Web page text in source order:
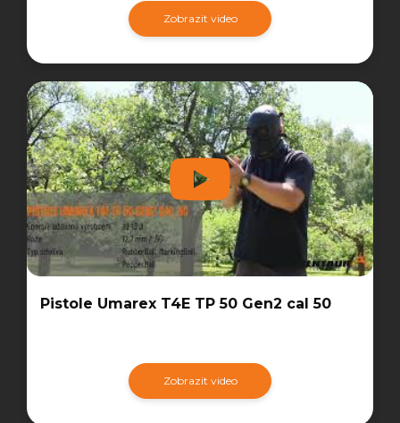
Zobrazit video
Pistole Umarex T4E TP 50 Gen2 cal 50
Zobrazit video